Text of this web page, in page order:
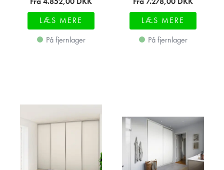
LÆS MERE
På fjernlager
LÆS MERE
På fjernlager